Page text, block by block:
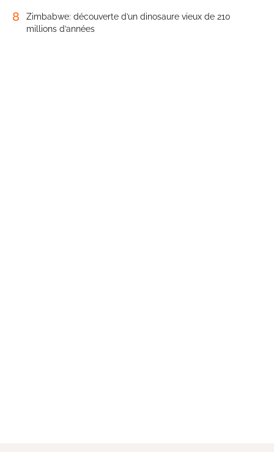
8
Zimbabwe: découverte d’un dinosaure vieux de 210
millions d’années